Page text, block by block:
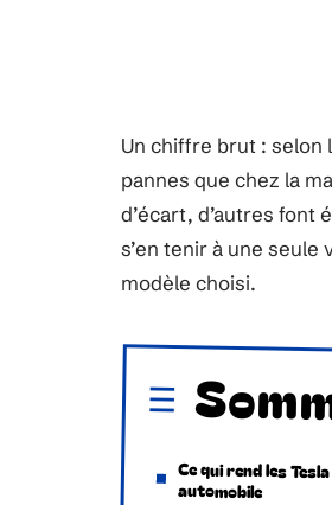
Un chiffre brut : selon
pannes que chez la
d’écart, d’autres
s’en tenir à une seule
modèle choisi.
Ce qui rend les
automobile